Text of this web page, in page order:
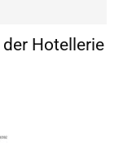
Hotellerie